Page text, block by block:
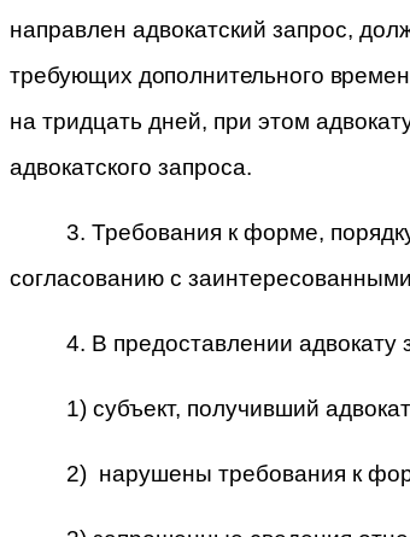
направлен адвокатский запрос,
требующих дополнительного
на тридцать дней, при этом
адвокатского запроса.
3. Требования к форме,
согласованию с
4. В предоставлении
1) субъект, получивший
2) нарушены требования к